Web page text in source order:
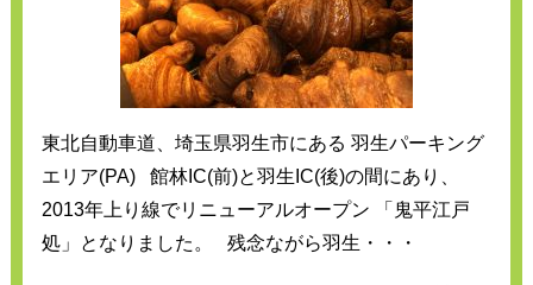
東北自動車道、埼玉県羽生市にある 羽生パーキング
エリア(PA) 館林IC(前)と羽生IC(後)の間にあり、
2013年上り線でリニューアルオープン 「鬼平江戸
処」となりました。 残念ながら羽生・・・